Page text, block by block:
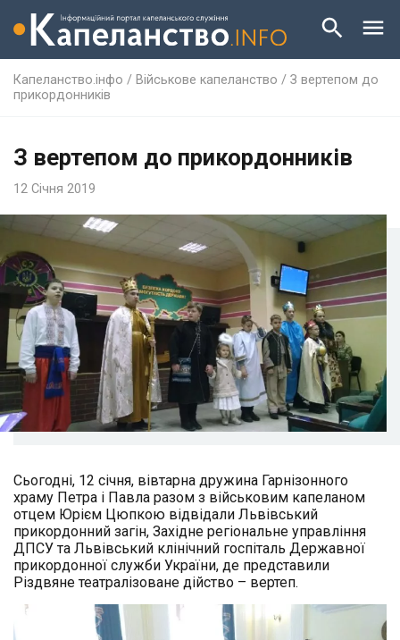
Капеланство.інфо / Військове капеланство / З вертепом до
прикордонників
З вертепом до прикордонників
12 Січня 2019
Сьогодні, 12 січня, вівтарна дружина Гарнізонного
храму Петра і Павла разом з військовим капеланом
отцем Юрієм Цюпкою відвідали Львівський
прикордонний загін, Західне регіональне управління
ДПСУ та Львівський клінічний госпіталь Державної
прикордонної служби України, де представили
Різдвяне театралізоване дійство – вертеп.